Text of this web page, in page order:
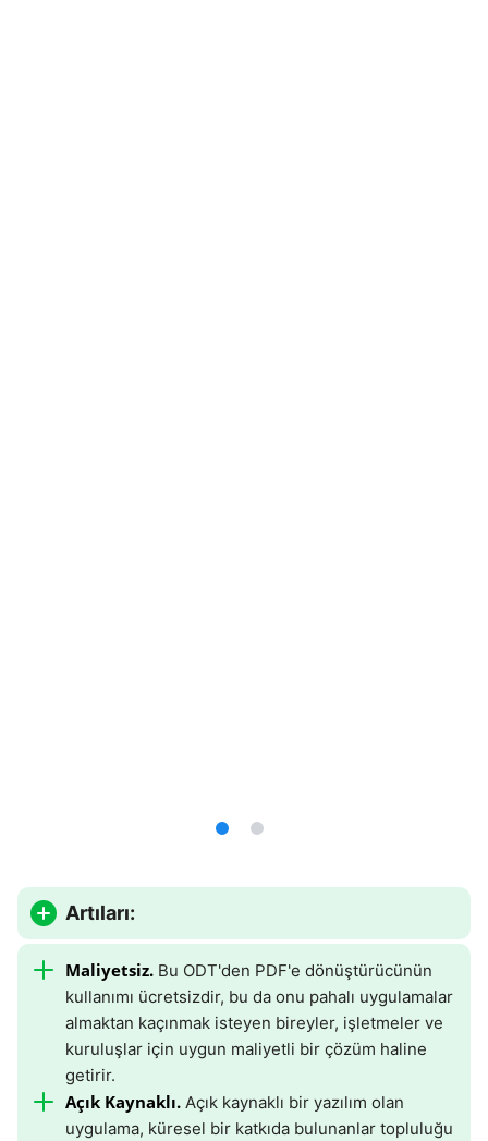
Artıları:
Maliyetsiz. Bu ODT'den PDF'e dönüştürücünün
kullanımı ücretsizdir, bu da onu pahalı uygulamalar
almaktan kaçınmak isteyen bireyler, işletmeler ve
kuruluşlar için uygun maliyetli bir çözüm haline
getirir.
Açık Kaynaklı. Açık kaynaklı bir yazılım olan
uygulama, küresel bir katkıda bulunanlar topluluğu